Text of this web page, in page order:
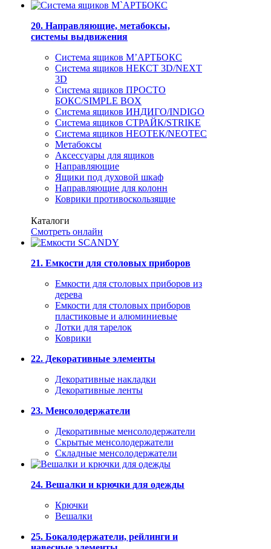
20. Направляющие, метабоксы,
системы выдвижения
Система ящиков М’АРТБОКС
Система ящиков НЕКСТ 3D/NEXT
3D
Система ящиков ПРОСТО
БОКС/SIMPLE BOX
Система ящиков ИНДИГО/INDIGO
Система ящиков СТРАЙК/STRIKE
Система ящиков НЕОТЕК/NEOTEC
Метабоксы
Аксессуары для ящиков
Направляющие
Ящики под духовой шкаф
Направляющие для колонн
Коврики противоскользящие
Каталоги
Смотреть онлайн
21. Емкости для столовых приборов
Емкости для столовых приборов из
дерева
Емкости для столовых приборов
пластиковые и алюминиевые
Лотки для тарелок
Коврики
22. Декоративные элементы
Декоративные накладки
Декоративные ленты
23. Менсолодержатели
Декоративные менсолодержатели
Скрытые менсолодержатели
Складные менсолодержатели
24. Вешалки и крючки для одежды
Крючки
Вешалки
25. Бокалодержатели, рейлинги и